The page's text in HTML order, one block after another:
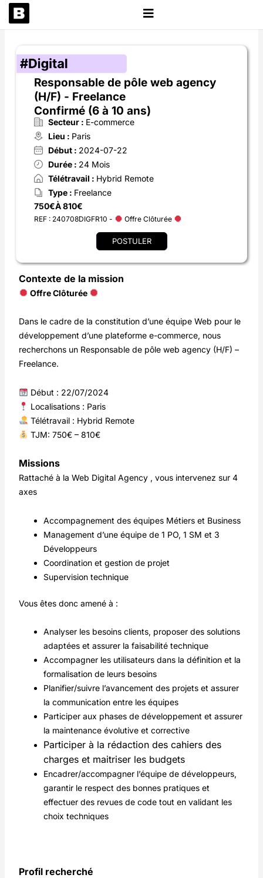
Aller
au
Responsable de pôle web agency
(H/F) - Freelance
Confirmé (6 à 10 ans)
Secteur : E-commerce
Lieu : Paris
Début : 2024-07-22
Durée : 24 Mois
Télétravail : Hybrid Remote
Type : Freelance
750€À 810€
REF : 240708DIGFR10 - Offre Clôturée
POSTULER
Contexte de la mission
Offre Clôturée
Dans le cadre de la constitution d’une équipe Web pour le
développement d’une plateforme e-commerce, nous
recherchons un Responsable de pôle web agency (H/F) –
Freelance.
Début : 22/07/2024
Localisations : Paris
Télétravail : Hybrid Remote
TJM: 750€ – 810€
Missions
Rattaché à la Web Digital Agency , vous intervenez sur 4
axes
Accompagnement des équipes Métiers et Business
Management d’une équipe de 1 PO, 1 SM et 3
Développeurs
Coordination et gestion de projet
Supervision technique
Vous êtes donc amené à :
Analyser les besoins clients, proposer des solutions
adaptées et assurer la faisabilité technique
Accompagner les utilisateurs dans la définition et la
formalisation de leurs besoins
Planifier/suivre l’avancement des projets et assurer
la communication entre les équipes
Participer aux phases de développement et assurer
la maintenance évolutive et corrective
Participer à la rédaction des cahiers des
charges et maitriser les budgets
Encadrer/accompagner l’équipe de développeurs,
garantir le respect des bonnes pratiques et
effectuer des revues de code tout en validant les
choix techniques
Profil recherché